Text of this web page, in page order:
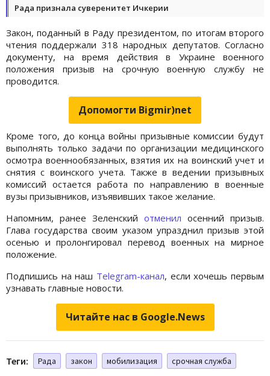
Рада признала суверенитет Ичкерии
Закон, поданный в Раду президентом, по итогам второго
чтения поддержали 318 народных депутатов. Согласно
документу, на время действия в Украине военного
положения призыв на срочную военную службу не
проводится.
Допомогти Bigmir)net
Кроме того, до конца войны призывные комиссии будут
выполнять только задачи по организации медицинского
осмотра военнообязанных, взятия их на воинский учет и
снятия с воинского учета. Также в ведении призывных
комиссий остается работа по направлению в военные
вузы призывников, изъявивших такое желание.
Напомним, ранее Зеленский отменил осенний призыв.
Глава государства своим указом упразднил призыв этой
осенью и пролонгировал перевод военных на мирное
положение.
Подпишись на наш Telegram-канал, если хочешь первым
узнавать главные новости.
Читайте нас в Google.News
Теги: Рада закон мобилизация срочная служба